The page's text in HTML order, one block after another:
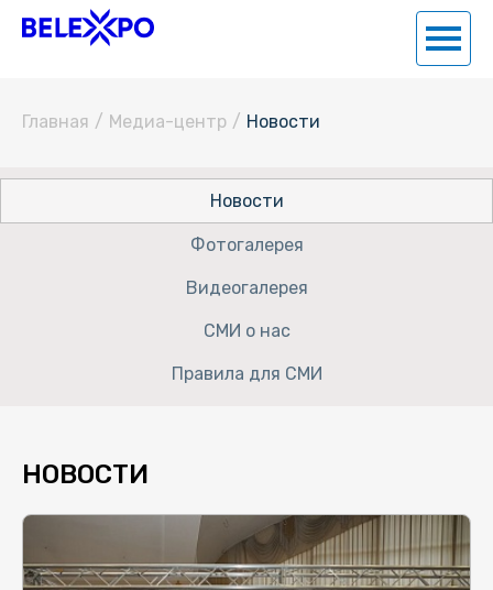
Главная / Медиа-центр / Новости
Новости
Фотогалерея
Видеогалерея
СМИ о нас
Правила для СМИ
НОВОСТИ